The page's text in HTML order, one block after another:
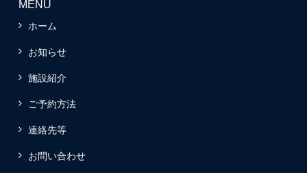
MENU
ホーム
お知らせ
施設紹介
ご予約方法
連絡先等
お問い合わせ